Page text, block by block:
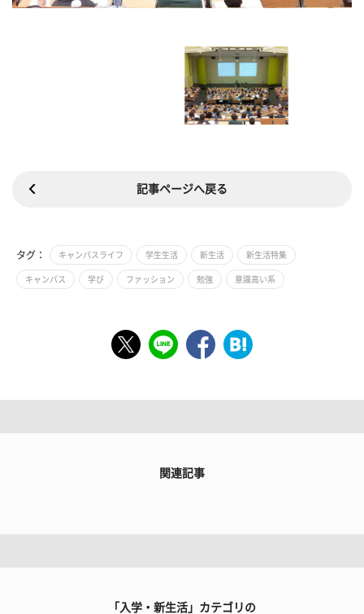
記事ページへ戻る
タグ： キャンパスライフ 学生生活 新生活 新生活特集
キャンパス 学び ファッション 勉強 意識高い系
関連記事
「入学・新生活」カテゴリの